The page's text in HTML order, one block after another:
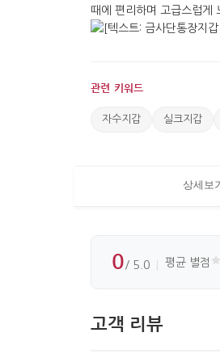
관련 키워드
자수지갑 실크지갑
상세보
0/ 5.0 평균 별점
고객 리뷰